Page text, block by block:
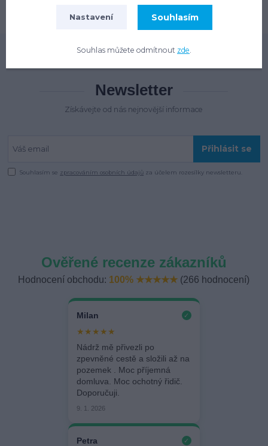
Newsletter
Získávejte od nás nejnovější informace
Přihlásit se
Souhlasím se zpracováním osobních údajů za účelem rozesílky newsletteru.
Ověřené recenze zákazníků
Hodnocení obchodu: 100% ★★★★★ (266 hodnocení)
Milan ✓
★★★★★
Nádrž mě přivezli po
zpevněné cestě a složili až na
pozemek . Moc příjemná
domluva. Moc ochotný řidič.
Doporučuji.
9. 1. 2026
Petra ✓
Nastavení Souhlasím
Souhlas můžete odmítnout zde.